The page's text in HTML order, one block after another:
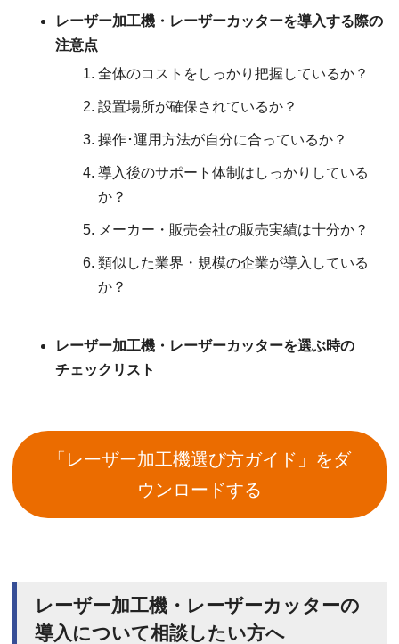
レーザー加工機・レーザーカッターを導入する際の
注意点
全体のコストをしっかり把握しているか？
設置場所が確保されているか？
操作･運用方法が自分に合っているか？
導入後のサポート体制はしっかりしている
か？
メーカー・販売会社の販売実績は十分か？
類似した業界・規模の企業が導入している
か？
レーザー加工機・レーザーカッターを選ぶ時の
チェックリスト
「レーザー加工機選び方ガイド」をダ
ウンロードする
レーザー加工機・レーザーカッターの
導入について相談したい方へ